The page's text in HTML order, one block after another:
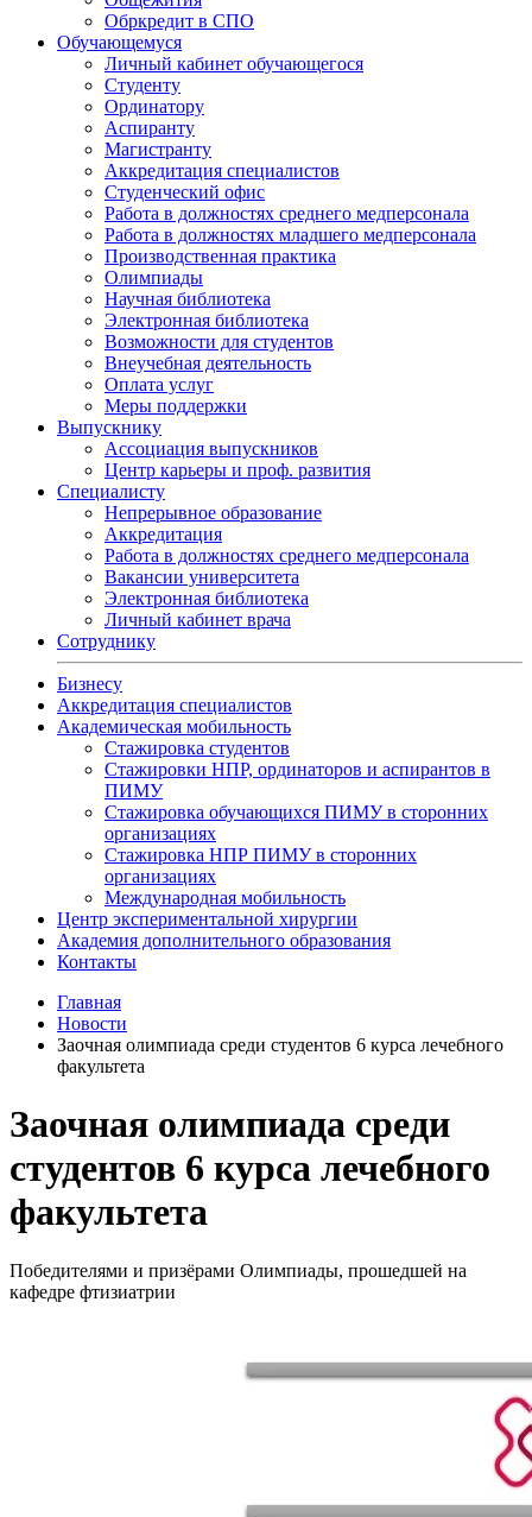
Обркредит в СПО
Обучающемуся
Личный кабинет обучающегося
Студенту
Ординатору
Аспиранту
Магистранту
Аккредитация специалистов
Студенческий офис
Работа в должностях среднего медперсонала
Работа в должностях младшего медперсонала
Производственная практика
Олимпиады
Научная библиотека
Электронная библиотека
Возможности для студентов
Внеучебная деятельность
Оплата услуг
Меры поддержки
Выпускнику
Ассоциация выпускников
Центр карьеры и проф. развития
Специалисту
Непрерывное образование
Аккредитация
Работа в должностях среднего медперсонала
Вакансии университета
Электронная библиотека
Личный кабинет врача
Сотруднику
Бизнесу
Аккредитация специалистов
Академическая мобильность
Стажировка студентов
Стажировки НПР, ординаторов и аспирантов в
ПИМУ
Стажировка обучающихся ПИМУ в сторонних
организациях
Стажировка НПР ПИМУ в сторонних
организациях
Международная мобильность
Центр экспериментальной хирургии
Академия дополнительного образования
Контакты
Главная
Новости
Заочная олимпиада среди студентов 6 курса лечебного
факультета
Заочная олимпиада среди
студентов 6 курса лечебного
факультета
Победителями и призёрами Олимпиады, прошедшей на
кафедре фтизиатрии